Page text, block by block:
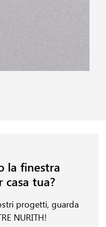
la finestra
tua?
progetti, guarda
NURITH!